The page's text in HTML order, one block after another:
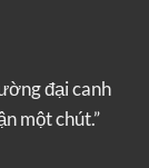
đại canh
một chút.”